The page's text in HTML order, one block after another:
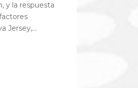
y la respuesta
Jersey,...